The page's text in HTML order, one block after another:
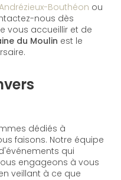
Bouthéon ou
nous dès
vous accueillir et de
du Moulin est le
dédiés à
faisons. Notre équipe
qui
engageons à vous
veillant à ce que